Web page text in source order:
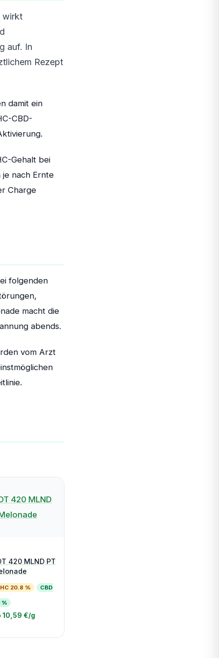
wirkt
auf. In
Rezept
damit ein
CBD-
Gehalt bei
je nach Ernte
Charge
folgenden
macht die
abends.
vom Arzt
420 MLND PT
20.8 % CBD
%
10,59 €/g